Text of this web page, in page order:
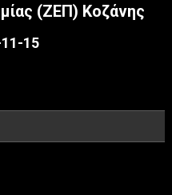
(ΖΕΠ) Κοζάνης
15